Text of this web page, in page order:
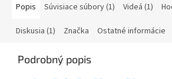
Popis Súvisiace súbory (1) Videá (1)
Diskusia (1) Značka Ostatné informácie
Podrobný popis